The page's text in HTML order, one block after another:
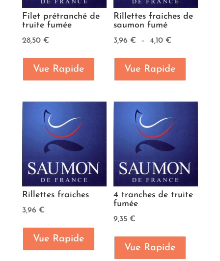
Filet prétranché de
truite fumée
28,50 €
Vue Rapide
Rillettes fraiches de
saumon fumé
3,96 € – 4,10 €
prix :
3,96 €
4,10 €
Vue Rapide
Rillettes fraiches
3,96 €
Vue Rapide
4 tranches de truite
fumée
9,35 €
Vue Rapide